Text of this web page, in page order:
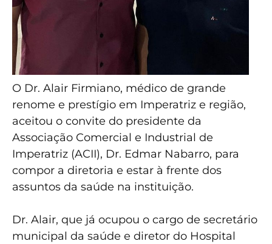
O Dr. Alair Firmiano, médico de grande
renome e prestígio em Imperatriz e região,
aceitou o convite do presidente da
Associação Comercial e Industrial de
Imperatriz (ACII), Dr. Edmar Nabarro, para
compor a diretoria e estar à frente dos
assuntos da saúde na instituição.
Dr. Alair, que já ocupou o cargo de secretário
municipal da saúde e diretor do Hospital